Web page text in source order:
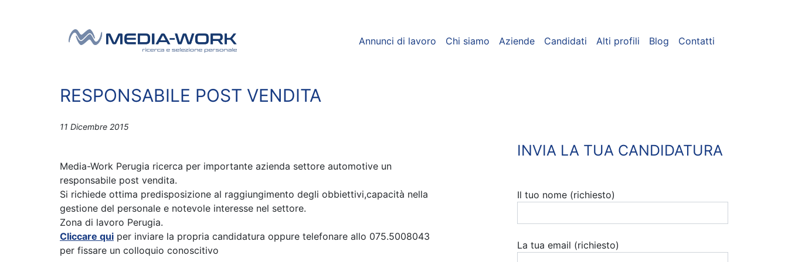
Navigazione principale Annunci di lavoro Chi siamo Aziende Candidati Alti profili Blog Contatti
RESPONSABILE POST VENDITA
11 Dicembre 2015
Media-Work Perugia ricerca per importante azienda settore automotive un
responsabile post vendita.
Si richiede ottima predisposizione al raggiungimento degli obbiettivi,capacità nella
gestione del personale e notevole interesse nel settore.
Zona di lavoro Perugia.
Cliccare qui per inviare la propria candidatura oppure telefonare allo 075.5008043
per fissare un colloquio conoscitivo
INVIA LA TUA CANDIDATURA
Il tuo nome (richiesto)
La tua email (richiesto)